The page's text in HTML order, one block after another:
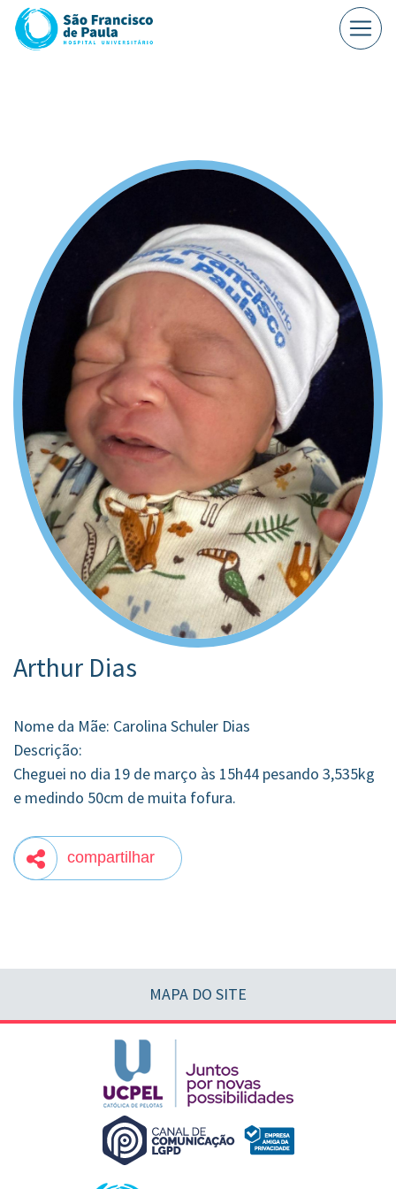
Arthur Dias
Nome da Mãe: Carolina Schuler Dias
Descrição:
Cheguei no dia 19 de março às 15h44 pesando 3,535kg
e medindo 50cm de muita fofura.
compartilhar
MAPA DO SITE